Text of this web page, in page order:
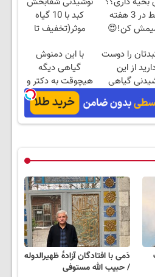
فقط در 3 هفته
کن!😍
کبد با 10 گیاه
موثر(تخفیف تا
را دوست
از این
گیاهی
نشوید
با این دمنوش
گیاهی دیگه
هیچوقت به دکتر و
دارو نیاز پیدا
نمیکنی
دَمی با افتادگان آزادهٔ ظهیرالدوله
/ حبیب الله مستوفی